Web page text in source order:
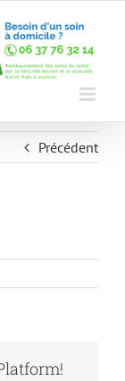
Précédent